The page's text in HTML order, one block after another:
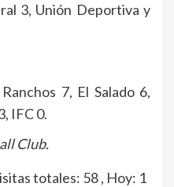
3, Unión Deportiva y
7, El Salado 6,
IFC 0.
Club.
totales: 58, Hoy: 1